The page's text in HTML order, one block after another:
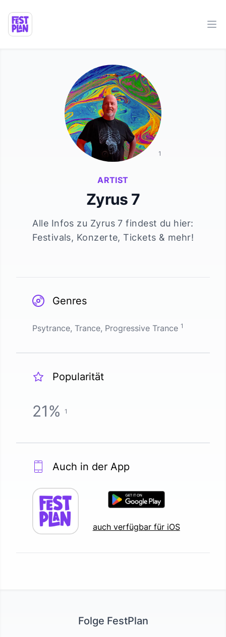
ARTIST
Zyrus 7
Alle Infos zu Zyrus 7 findest du hier:
Festivals, Konzerte, Tickets & mehr!
1
Genres
Psytrance, Trance, Progressive Trance 1
Popularität
21% 1
Auch in der App
auch verfügbar für iOS
Folge FestPlan